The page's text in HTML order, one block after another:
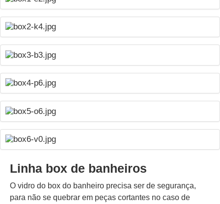
Linha box de banheiros
O vidro do box do banheiro precisa ser de segurança,
para não se quebrar em peças cortantes no caso de